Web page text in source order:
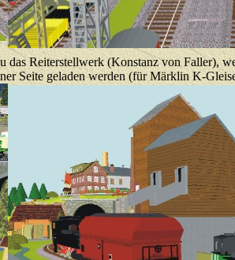
Reiterstellwerk (Konstanz von Faller),
Seite geladen werden (für Märklin K-